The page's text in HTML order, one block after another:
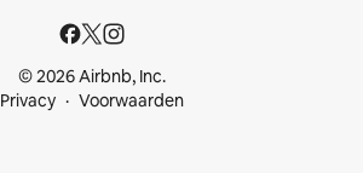
© 2026 Airbnb, Inc.
Privacy
Voorwaarden